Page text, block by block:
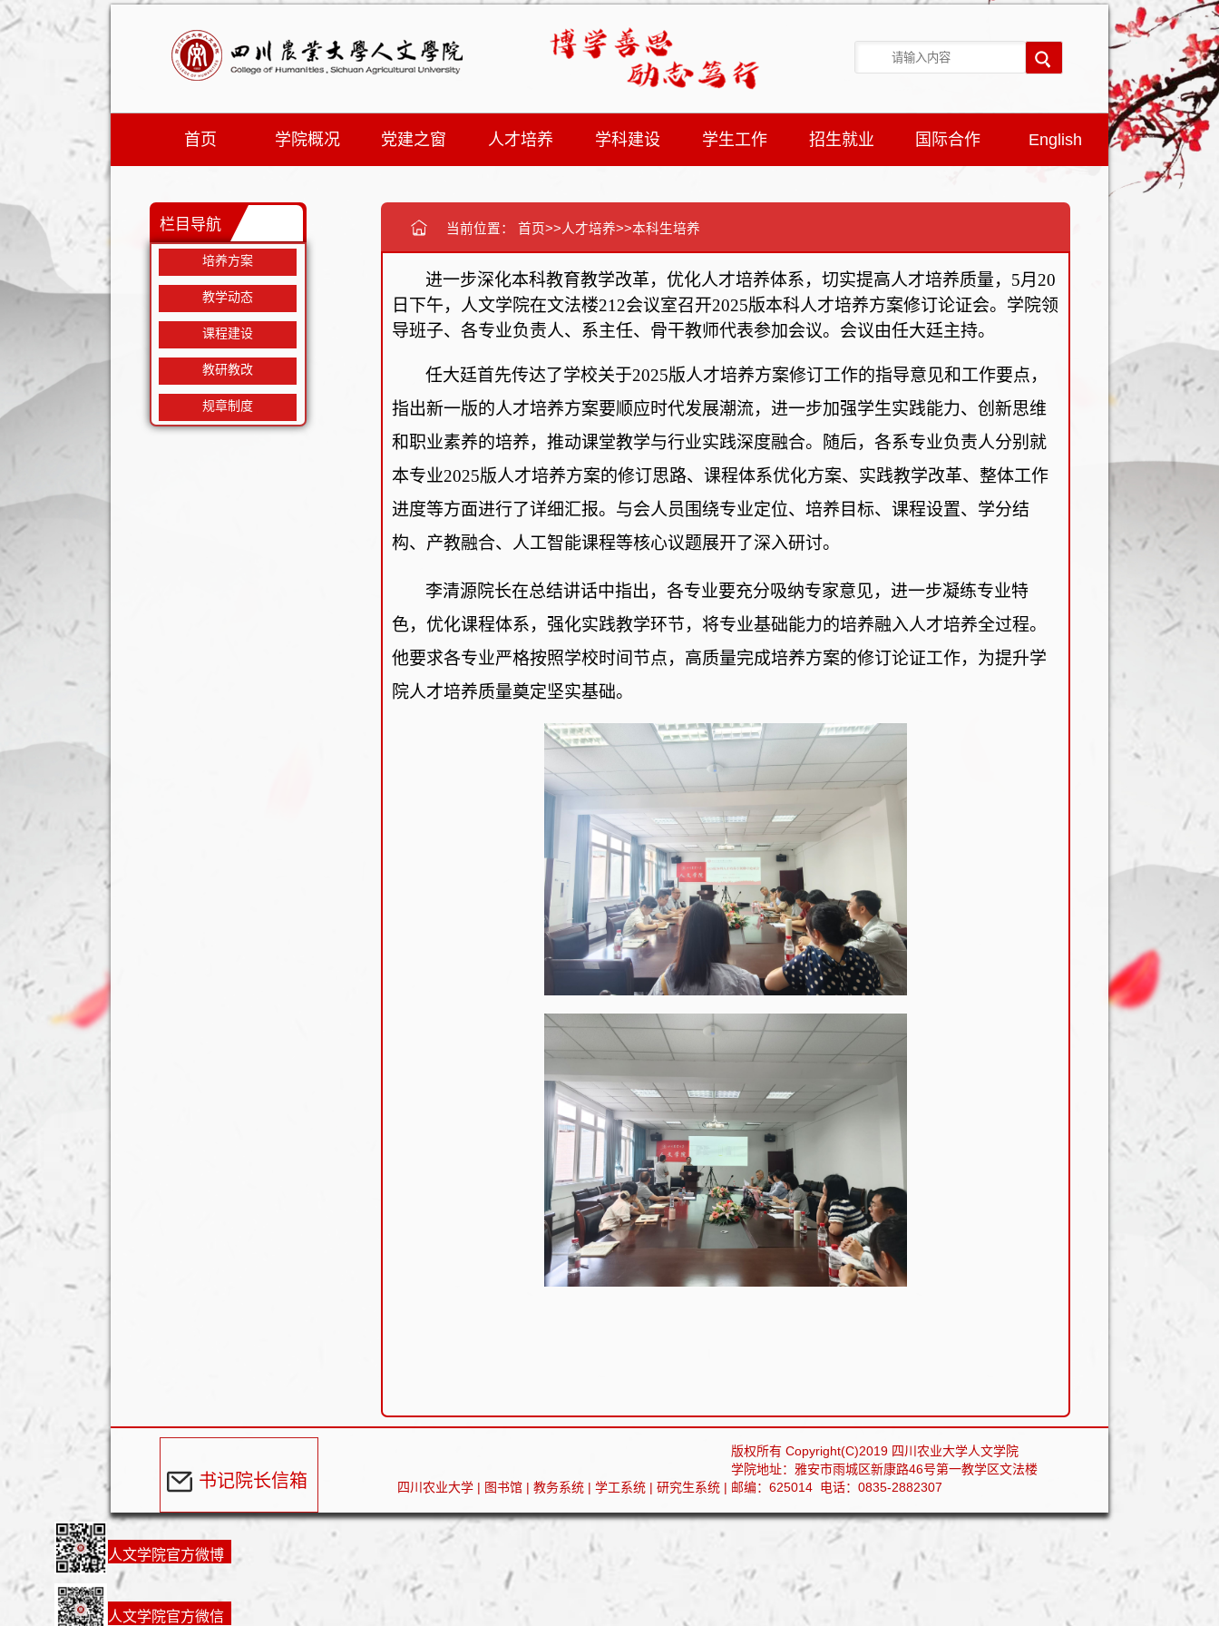
首页 学院概况 党建之窗 人才培养 学科建设 学生工作 招生就业 国际合作 English
栏目导航
培养方案
教学动态
课程建设
教研教改
规章制度
当前位置： 首页>>人才培养>>本科生培养
进一步深化本科教育教学改革，优化人才培养体系，切实提高人才培养质量， 5月20
日下午，人文学院在文法楼212会议室召开2025版本科人才培养方案修订论证会。学院领
导班子、各专业负责人、系主任、骨干教师代表参加会议。会议由任大廷主持。
任大廷首先传达了学校关于2025版人才培养方案修订工作的指导意见和工作要点，
指出新一版的人才培养方案要顺应时代发展潮流，进一步加强学生实践能力、创新思维
和职业素养的培养，推动课堂教学与行业实践深度融合。随后，各系专业负责人分别就
本专业2025版人才培养方案的修订思路、课程体系优化方案、实践教学改革、整体工作
进度等方面进行了详细汇报。与会人员围绕专业定位、培养目标、课程设置、学分结
构、产教融合、人工智能课程等核心议题展开了深入研讨。
李清源院长在总结讲话中指出， 各专业要充分吸纳专家意见，进一步凝练专业特
色，优化课程体系，强化实践教学环节，将专业基础能力的培养融入人才培养全过程。
他要求各专业严格按照学校时间节点，高质量完成培养方案的修订论证工作，为提升学
院人才培养质量奠定坚实基础。
书记院长信箱 四川农业大学 | 图书馆 | 教务系统 | 学工系统 | 研究生系统 |
版权所有 Copyright(C)2019 四川农业大学人文学院
学院地址：雅安市雨城区新康路46号第一教学区文法楼
邮编：625014 电话：0835-2882307
人文学院官方微博
人文学院官方微信